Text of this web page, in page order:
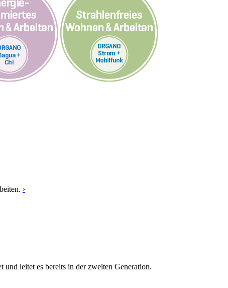
›
leitet es bereits in der zweiten Generation.